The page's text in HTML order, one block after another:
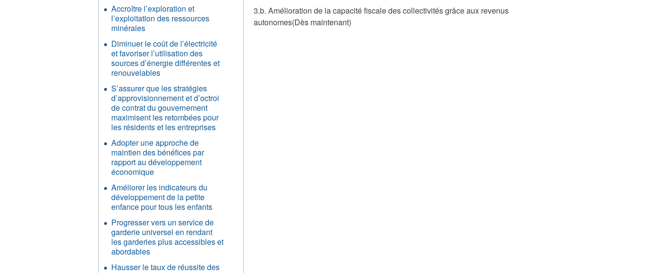
3.b. Amélioration de la capacité fiscale des collectivités grâce aux revenus
autonomes(Dès maintenant)
Accroître l’exploration et
l’exploitation des ressources
minérales
Diminuer le coût de l’électricité
et favoriser l’utilisation des
sources d’énergie différentes et
renouvelables
S’assurer que les stratégies
d’approvisionnement et d’octroi
de contrat du gouvernement
maximisent les retombées pour
les résidents et les entreprises
Adopter une approche de
maintien des bénéfices par
rapport au développement
économique
Améliorer les indicateurs du
développement de la petite
enfance pour tous les enfants
Progresser vers un service de
garderie universel en rendant
les garderies plus accessibles et
abordables
Hausser le taux de réussite des